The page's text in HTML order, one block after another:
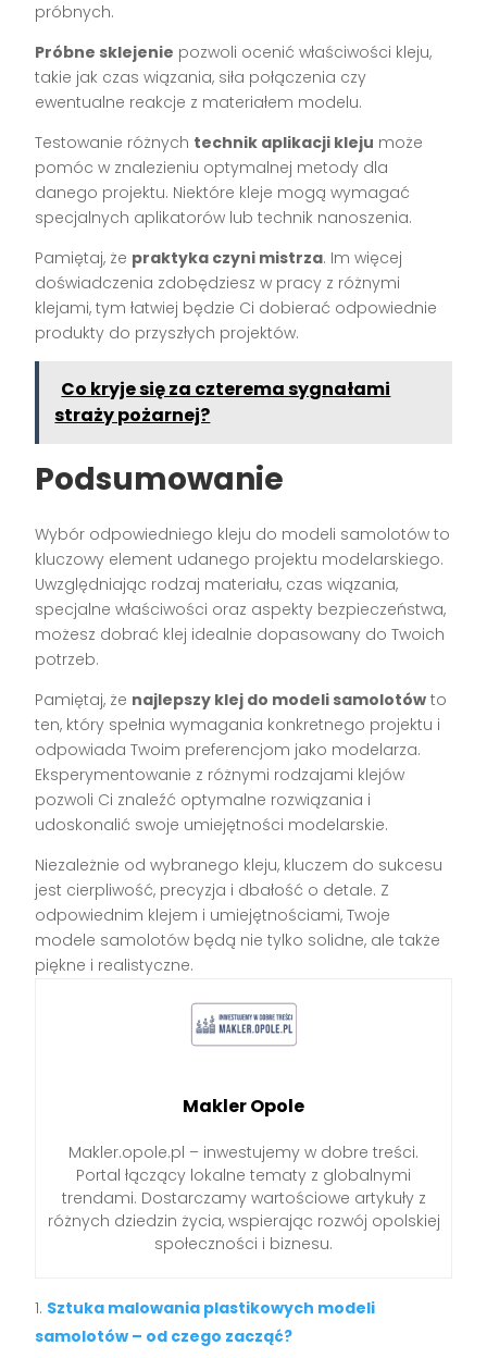
próbnych.
Próbne sklejenie pozwoli ocenić właściwości kleju,
takie jak czas wiązania, siła połączenia czy
ewentualne reakcje z materiałem modelu.
Testowanie różnych technik aplikacji kleju może
pomóc w znalezieniu optymalnej metody dla
danego projektu. Niektóre kleje mogą wymagać
specjalnych aplikatorów lub technik nanoszenia.
Pamiętaj, że praktyka czyni mistrza. Im więcej
doświadczenia zdobędziesz w pracy z różnymi
klejami, tym łatwiej będzie Ci dobierać odpowiednie
produkty do przyszłych projektów.
Co kryje się za czterema sygnałami
straży pożarnej?
Podsumowanie
Wybór odpowiedniego kleju do modeli samolotów to
kluczowy element udanego projektu modelarskiego.
Uwzględniając rodzaj materiału, czas wiązania,
specjalne właściwości oraz aspekty bezpieczeństwa,
możesz dobrać klej idealnie dopasowany do Twoich
potrzeb.
Pamiętaj, że najlepszy klej do modeli samolotów to
ten, który spełnia wymagania konkretnego projektu i
odpowiada Twoim preferencjom jako modelarza.
Eksperymentowanie z różnymi rodzajami klejów
pozwoli Ci znaleźć optymalne rozwiązania i
udoskonalić swoje umiejętności modelarskie.
Niezależnie od wybranego kleju, kluczem do sukcesu
jest cierpliwość, precyzja i dbałość o detale. Z
odpowiednim klejem i umiejętnościami, Twoje
modele samolotów będą nie tylko solidne, ale także
piękne i realistyczne.
Makler Opole
Makler.opole.pl – inwestujemy w dobre treści.
Portal łączący lokalne tematy z globalnymi
trendami. Dostarczamy wartościowe artykuły z
różnych dziedzin życia, wspierając rozwój opolskiej
społeczności i biznesu.
Sztuka malowania plastikowych modeli
samolotów – od czego zacząć?